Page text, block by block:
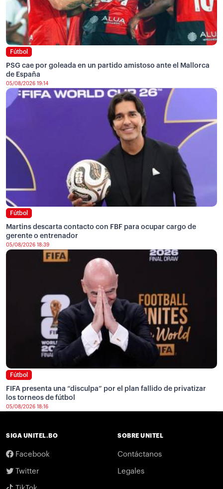
Fútbol
PSG cae por goleada en un partido amistoso ante el Mallorca
de España
05/08/2026 19:14
Fútbol
Martins descarta contacto con FBF para ocupar cargo de
gerente o entrenador
05/08/2026 18:39
Fútbol
FIFA presenta una “disculpa” por el plan fallido de privatizar
los torneos de fútbol
05/08/2026 18:16
SIGA UNITEL.BO
Facebook
Twitter
SOBRE UNITEL
Contáctanos
Legales